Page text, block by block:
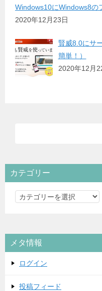
Windows10にWindows8の
2020年12月23日
賢威8.0にサ
簡単！）
2020年12月
カテゴリー
カ
リ
ー
メタ情報
ログイン
投稿フィード